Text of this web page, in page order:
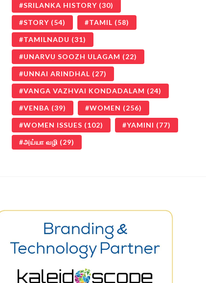
SRILANKA HISTORY (30)
STORY (54) TAMIL (58)
TAMILNADU (31)
UNARVU SOOZH ULAGAM (22)
UNNAI ARINDHAL (27)
VANGA VAZHVAI KONDADALAM (24)
VENBA (39) WOMEN (256)
WOMEN ISSUES (102) YAMINI (77)
அய்யா வழி (29)